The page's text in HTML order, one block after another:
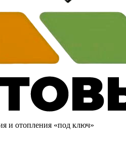
и отопления «под ключ»